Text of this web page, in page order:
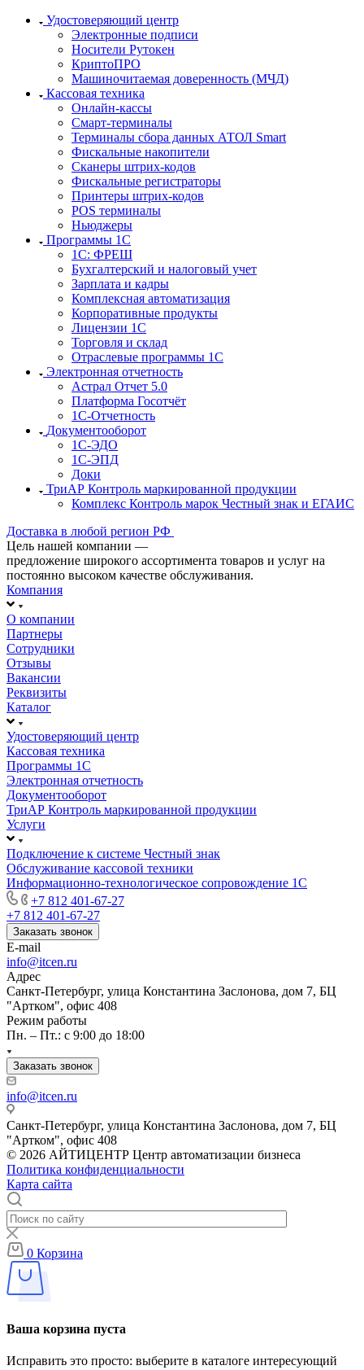
Удостоверяющий центр
Электронные подписи
Носители Рутокен
КриптоПРО
Машиночитаемая доверенность (МЧД)
Кассовая техника
Онлайн-кассы
Смарт-терминалы
Терминалы сбора данных АТОЛ Smart
Фискальные накопители
Сканеры штрих-кодов
Фискальные регистраторы
Принтеры штрих-кодов
POS терминалы
Ньюджеры
Программы 1С
1C: ФРЕШ
Бухгалтерский и налоговый учет
Зарплата и кадры
Комплексная автоматизация
Корпоративные продукты
Лицензии 1С
Торговля и склад
Отраслевые программы 1С
Электронная отчетность
Астрал Отчет 5.0
Платформа Госотчёт
1С-Отчетность
Документооборот
1С-ЭДО
1С-ЭПД
Доки
ТриАР Контроль маркированной продукции
Комплекс Контроль марок Честный знак и ЕГАИС
Доставка в любой регион РФ
Цель нашей компании —
предложение широкого ассортимента товаров и услуг на
постоянно высоком качестве обслуживания.
Компания
О компании
Партнеры
Сотрудники
Отзывы
Вакансии
Реквизиты
Каталог
Удостоверяющий центр
Кассовая техника
Программы 1С
Электронная отчетность
Документооборот
ТриАР Контроль маркированной продукции
Услуги
Подключение к системе Честный знак
Обслуживание кассовой техники
Информационно-технологическое сопровождение 1C
+7 812 401-67-27
+7 812 401-67-27
Заказать звонок
E-mail
info@itcen.ru
Адрес
Санкт-Петербург, улица Константина Заслонова, дом 7, БЦ
"Артком", офис 408
Режим работы
Пн. – Пт.: с 9:00 до 18:00
Заказать звонок
info@itcen.ru
Санкт-Петербург, улица Константина Заслонова, дом 7, БЦ
"Артком", офис 408
© 2026 АЙТИЦЕНТР Центр автоматизации бизнеса
Политика конфиденциальности
Карта сайта
0 Корзина
Ваша корзина пуста
Исправить это просто: выберите в каталоге интересующий